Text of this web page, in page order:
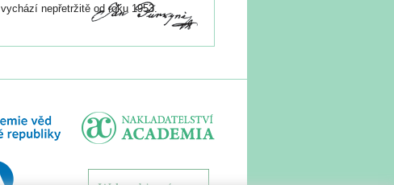
vychází nepřetržitě od roku 1953.